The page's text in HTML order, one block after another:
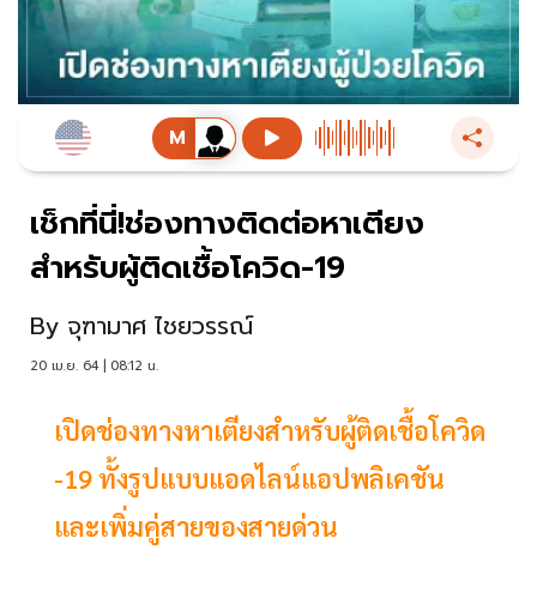
เช็กที่นี่!ช่องทางติดต่อหาเตียง
สำหรับผู้ติดเชื้อโควิด-19
By จุฑามาศ ไชยวรรณ์
20 เม.ย. 64 | 08:12 น.
เปิดช่องทางหาเตียงสำหรับผู้ติดเชื้อโควิด
-19 ทั้งรูปแบบแอดไลน์แอปพลิเคชัน
และเพิ่มคู่สายของสายด่วน